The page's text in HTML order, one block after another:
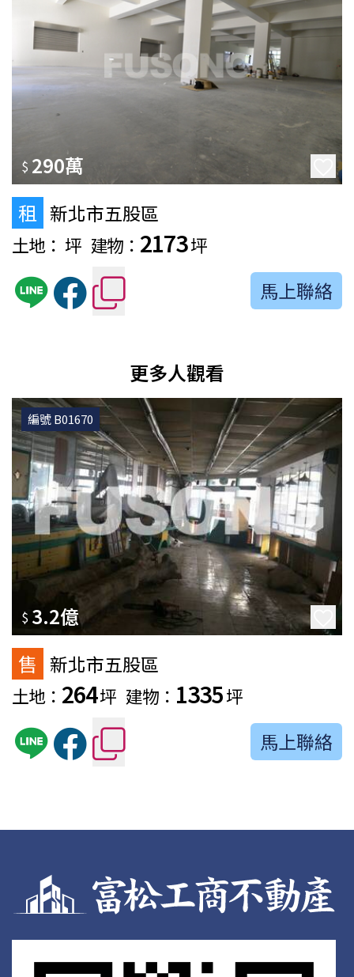
$ 290萬
租 新北市五股區
土地： 坪 建物： 2173坪
馬上聯絡
更多人觀看
編號 B01670
$ 3.2億
售 新北市五股區
土地： 264坪 建物： 1335坪
馬上聯絡